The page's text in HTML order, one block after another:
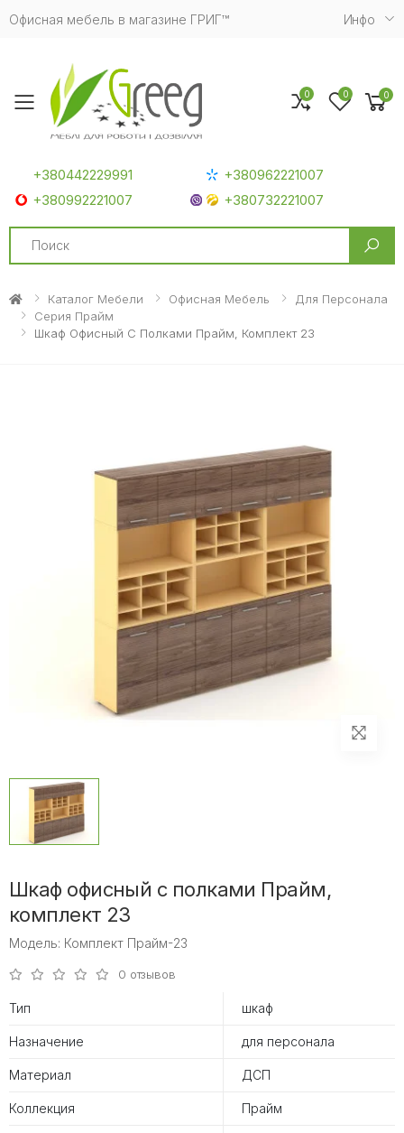
Офисная мебель в магазине ГРИГ™ Инфо
Toggle mobile menu
+380442229991
+380962221007
+380992221007
+380732221007
Search
0 0 0
Каталог Мебели Офисная Мебель
Для Персонала
Серия Прайм
Шкаф Офисный С Полками Прайм, Комплект 23
Шкаф офисный с полками Прайм,
комплект 23
Модель: Комплект Прайм-23
0 отзывов
Тип шкаф
Назначение для персонала
Материал ДСП
Коллекция Прайм